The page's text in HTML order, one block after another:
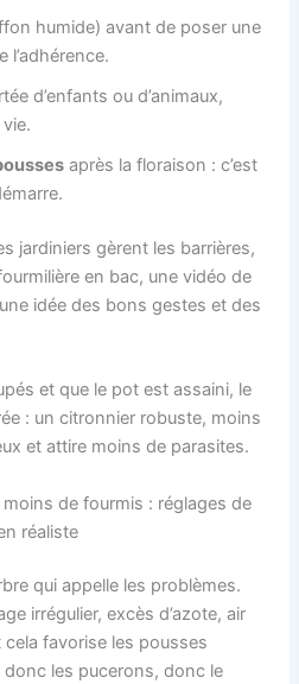
humide) avant de poser une
l’adhérence.
d’enfants ou d’animaux,
après la floraison : c’est
jardiniers gèrent les barrières,
en bac, une vidéo de
idée des bons gestes et des
et que le pot est assaini, le
: un citronnier robuste, moins
et attire moins de parasites.
de fourmis : réglages de
réaliste
qui appelle les problèmes.
irrégulier, excès d’azote, air
favorise les pousses
donc les pucerons, donc le